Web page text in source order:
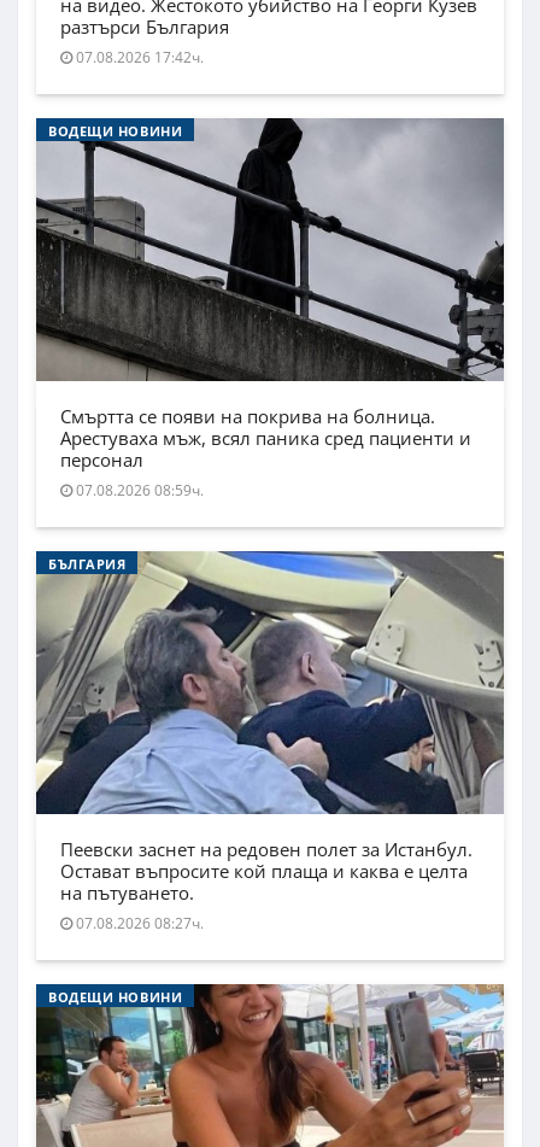
разтърси България
07.08.2026 17:42ч.
ВОДЕЩИ НОВИНИ
Смъртта се появи на покрива на болница.
Арестуваха мъж, всял паника сред пациенти и
персонал
07.08.2026 08:59ч.
БЪЛГАРИЯ
Пеевски заснет на редовен полет за Истанбул.
Остават въпросите кой плаща и каква е целта
на пътуването.
07.08.2026 08:27ч.
ВОДЕЩИ НОВИНИ